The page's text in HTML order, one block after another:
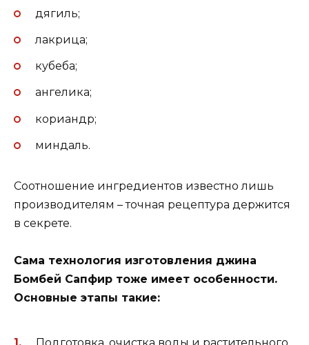
дягиль;
лакрица;
кубеба;
ангелика;
кориандр;
миндаль.
Соотношение ингредиентов известно лишь
производителям – точная рецептура держится
в секрете.
Сама технология изготовления джина
Бомбей Сапфир тоже имеет особенности.
Основные этапы такие: